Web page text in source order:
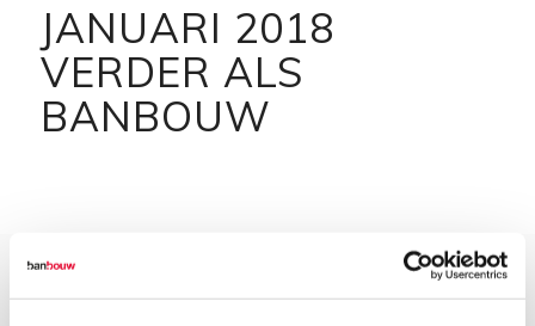
JANUARI 2018
VERDER ALS
BANBOUW